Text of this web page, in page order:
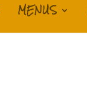
MENUS